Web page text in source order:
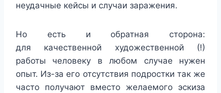
неудачные кейсы и случаи заражения.
Но есть и обратная сторона:
для качественной художественной (!)
работы человеку в любом случае нужен
опыт. Из-за его отсутствия подростки так же
часто получают вместо желаемого эскиза